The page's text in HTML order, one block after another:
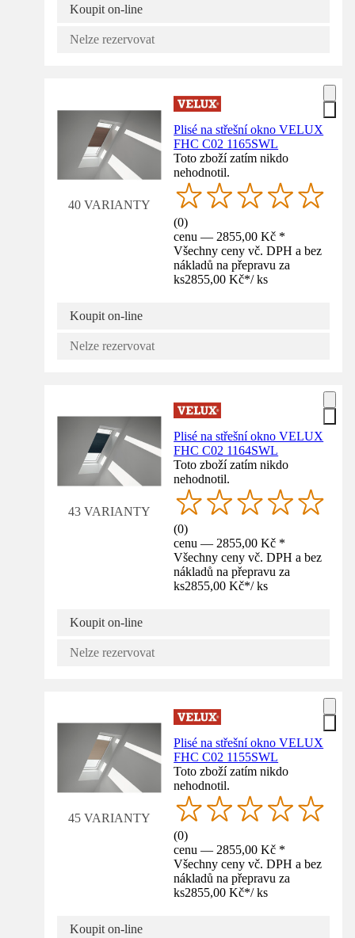
Koupit on-line
Nelze rezervovat
40 VARIANTY
Plisé na střešní okno VELUX
FHC C02 1165SWL
Toto zboží zatím nikdo
nehodnotil.
(0)
cenu — 2855,00 Kč *
Všechny ceny vč. DPH a bez
nákladů na přepravu za
ks2855,00 Kč*/ ks
Koupit on-line
Nelze rezervovat
43 VARIANTY
Plisé na střešní okno VELUX
FHC C02 1164SWL
Toto zboží zatím nikdo
nehodnotil.
(0)
cenu — 2855,00 Kč *
Všechny ceny vč. DPH a bez
nákladů na přepravu za
ks2855,00 Kč*/ ks
Koupit on-line
Nelze rezervovat
45 VARIANTY
Plisé na střešní okno VELUX
FHC C02 1155SWL
Toto zboží zatím nikdo
nehodnotil.
(0)
cenu — 2855,00 Kč *
Všechny ceny vč. DPH a bez
nákladů na přepravu za
ks2855,00 Kč*/ ks
Koupit on-line